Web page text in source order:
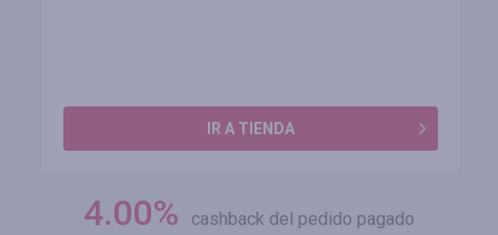
IR A TIENDA
4.00% cashback del pedido pagado